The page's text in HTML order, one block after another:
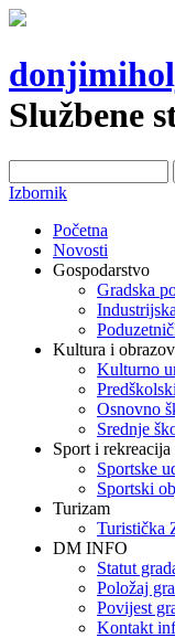
Službene
Obrazac
Izbornik
Početna
Novosti
Gospodarstvo
Gradska
Kultura i
Kulturno
Osnovno
Srednje
Sport i rekreacija
Sportske
Sportski
Turizam
Turistička
DM INFO
Statut
Položaj
Povijest
Kontakt